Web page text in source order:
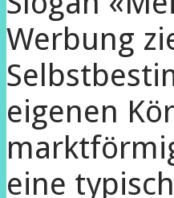
Werbung
eigenen
eine